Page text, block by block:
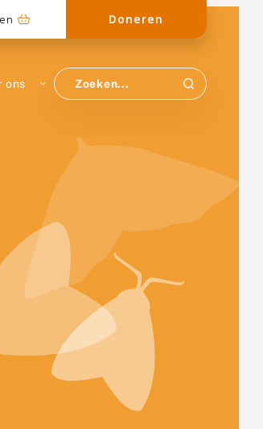
Doneren
ons